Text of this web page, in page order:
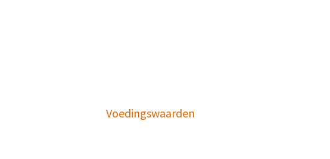
Voedingswaarden